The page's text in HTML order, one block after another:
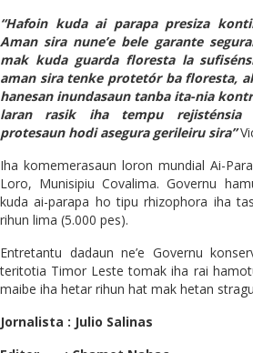
“Hafoin kuda ai parapa presiza
Aman sira nune’e bele garante
mak kuda guarda floresta la
aman sira tenke protetór ba floresta,
hanesan inundasaun tanba ita-nia
laran rasik iha tempu rejisténsia
protesaun hodi asegura gerileiru sira”
Iha komemerasaun loron mundial Ai-
Loro, Munisipiu Covalima. Governu
kuda ai-parapa ho tipu rhizophora iha
rihun lima (5.000 pes).
Entretantu dadaun ne’e Governu
teritotia Timor Leste tomak iha rai
maibe iha hetar rihun hat mak hetan
Jornalista : Julio Salinas